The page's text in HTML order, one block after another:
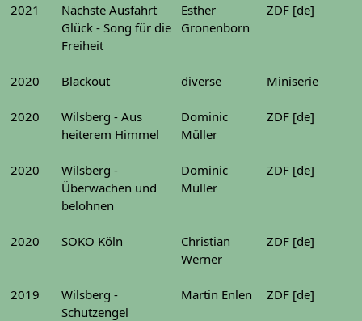
2021
Nächste Ausfahrt
Glück - Song für die
Freiheit
Esther
Gronenborn
ZDF [de]
2020 Blackout diverse Miniserie
2020
Wilsberg - Aus
heiterem Himmel
Dominic
Müller
ZDF [de]
2020
Wilsberg -
Überwachen und
belohnen
Dominic
Müller
ZDF [de]
2020 SOKO Köln
Christian
Werner
ZDF [de]
2019
Wilsberg -
Schutzengel
Martin Enlen ZDF [de]